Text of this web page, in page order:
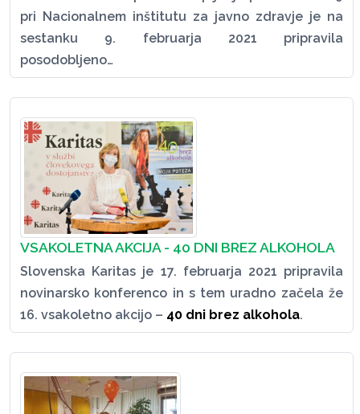
pri Nacionalnem inštitutu za javno zdravje je na
sestanku 9. februarja 2021 pripravila
posodobljeno…
VSAKOLETNA AKCIJA - 40 DNI BREZ ALKOHOLA
Slovenska Karitas je 17. februarja 2021 pripravila
novinarsko konferenco in s tem uradno začela že
16. vsakoletno akcijo – 40 dni brez alkohola.